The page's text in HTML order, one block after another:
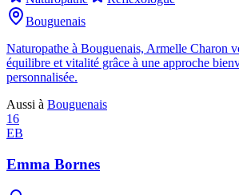
Bouguenais
Naturopathe à Bouguenais, Armelle Charon
équilibre et vitalité grâce à une approche
personnalisée.
Aussi à Bouguenais
16
EB
Emma Bornes